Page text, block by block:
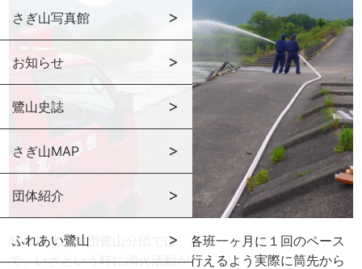
さぎ山写真館
お知らせ
鷺山史誌
さぎ山MAP
団体紹介
ふれあい鷺山
岐阜市北消防団鷺山分団では、各班一ヶ月に１回のペース
で、いざという時に消火活動が行えるよう実際に筒先から